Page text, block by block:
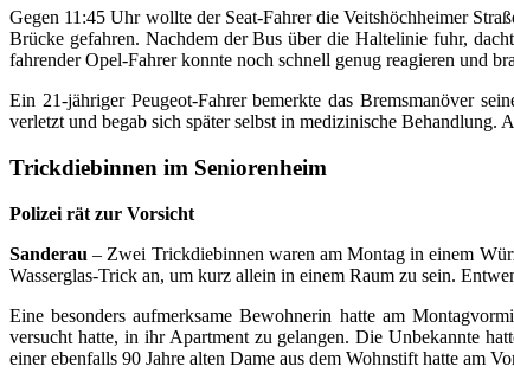
Gegen 11:45 Uhr wollte der Seat-Fahrer die Veitshöchheimer
Brücke gefahren. Nachdem der Bus über die Haltelinie fuhr,
fahrender Opel-Fahrer konnte noch schnell genug reagieren und
Ein 21-jähriger Peugeot-Fahrer bemerkte das Bremsmanöver
verletzt und begab sich später selbst in medizinische Behandlung.
Trickdiebinnen im Seniorenheim
Polizei rät zur Vorsicht
Sanderau – Zwei Trickdiebinnen waren am Montag in einem
Wasserglas-Trick an, um kurz allein in einem Raum zu sein.
Eine besonders aufmerksame Bewohnerin hatte am
versucht hatte, in ihr Apartment zu gelangen. Die Unbekannte
einer ebenfalls 90 Jahre alten Dame aus dem Wohnstift hatte am